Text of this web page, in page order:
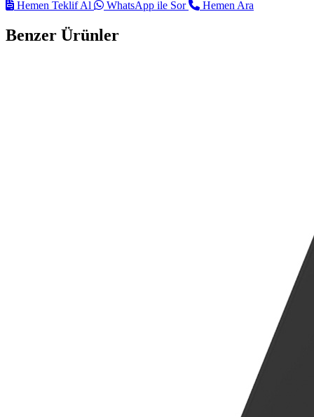
Hemen Teklif Al WhatsApp ile Sor Hemen Ara
Benzer Ürünler